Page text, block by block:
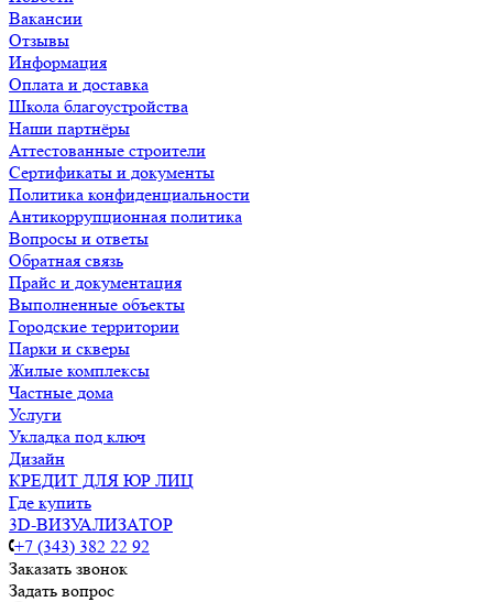
Вакансии
Отзывы
Информация
Оплата и доставка
Школа благоустройства
Наши партнёры
Аттестованные строители
Сертификаты и документы
Политика конфиденциальности
Антикоррупционная политика
Вопросы и ответы
Обратная связь
Прайс и документация
Выполненные объекты
Городские территории
Парки и скверы
Жилые комплексы
Частные дома
Услуги
Укладка под ключ
Дизайн
КРЕДИТ ДЛЯ ЮР ЛИЦ
Где купить
3D-ВИЗУАЛИЗАТОР
+7 (343) 382 22 92
Заказать звонок
Задать вопрос